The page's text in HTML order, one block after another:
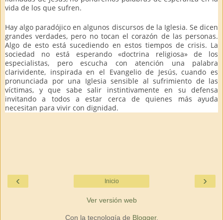
vida de los que sufren.
Hay algo paradójico en algunos discursos de la Iglesia. Se dicen
grandes verdades, pero no tocan el corazón de las personas.
Algo de esto está sucediendo en estos tiempos de crisis. La
sociedad no está esperando «doctrina religiosa» de los
especialistas, pero escucha con atención una palabra
clarividente, inspirada en el Evangelio de Jesús, cuando es
pronunciada por una Iglesia sensible al sufrimiento de las
víctimas, y que sabe salir instintivamente en su defensa
invitando a todos a estar cerca de quienes más ayuda
necesitan para vivir con dignidad.
‹ ›
Inicio
Ver versión web
Con la tecnología de Blogger.